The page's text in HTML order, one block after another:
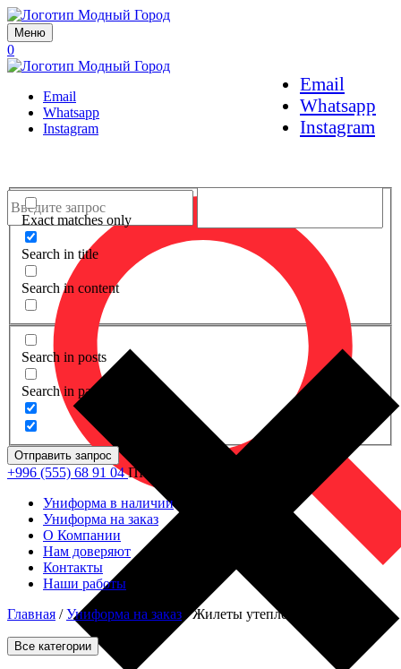
Меню
0
Email
Whatsapp
Instagram
Email
Whatsapp
Instagram
Exact matches only
Search in title
Search in content
Search in posts
Search in pages
Отправить запрос
+996 (555) 68 91 04ПН - ПТ: 09.00 - 18.00
Униформа в наличии
Униформа на заказ
О Компании
Нам доверяют
Контакты
Наши работы
Главная /Униформа на заказ /Жилеты утепленные
Все категории